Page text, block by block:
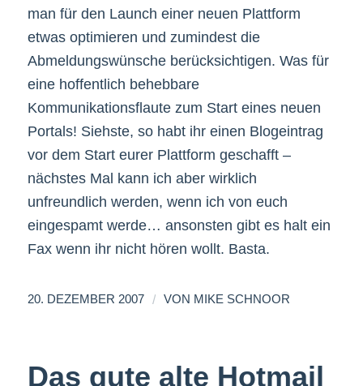
man für den Launch einer neuen Plattform
etwas optimieren und zumindest die
Abmeldungswünsche berücksichtigen. Was für
eine hoffentlich behebbare
Kommunikationsflaute zum Start eines neuen
Portals! Siehste, so habt ihr einen Blogeintrag
vor dem Start eurer Plattform geschafft –
nächstes Mal kann ich aber wirklich
unfreundlich werden, wenn ich von euch
eingespamt werde… ansonsten gibt es halt ein
Fax wenn ihr nicht hören wollt. Basta.
20. DEZEMBER 2007 / VON MIKE SCHNOOR
Das gute alte Hotmail